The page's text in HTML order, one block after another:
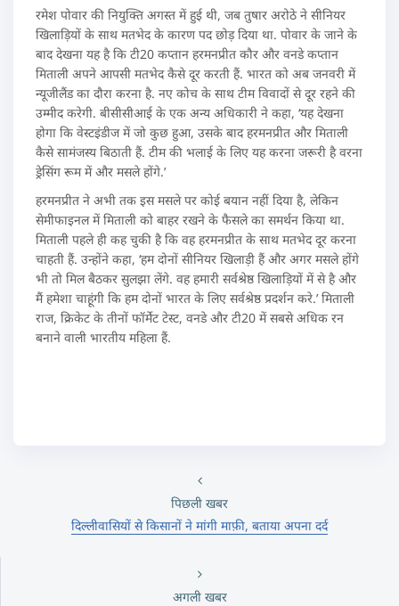
रमेश पोवार की नियुक्ति अगस्त में हुई थी, जब तुषार अरोठे ने सीनियर
खिलाड़ियों के साथ मतभेद के कारण पद छोड़ दिया था. पोवार के जाने के
बाद देखना यह है कि टी20 कप्तान हरमनप्रीत कौर और वनडे कप्तान
मिताली अपने आपसी मतभेद कैसे दूर करती हैं. भारत को अब जनवरी में
न्यूजीलैंड का दौरा करना है. नए कोच के साथ टीम विवादों से दूर रहने की
उम्मीद करेगी. बीसीसीआई के एक अन्य अधिकारी ने कहा, ‘यह देखना
होगा कि वेस्टइंडीज में जो कुछ हुआ, उसके बाद हरमनप्रीत और मिताली
कैसे सामंजस्य बिठाती हैं. टीम की भलाई के लिए यह करना जरूरी है वरना
ड्रेसिंग रूम में और मसले होंगे.’
हरमनप्रीत ने अभी तक इस मसले पर कोई बयान नहीं दिया है, लेकिन
सेमीफाइनल में मिताली को बाहर रखने के फैसले का समर्थन किया था.
मिताली पहले ही कह चुकी है कि वह हरमनप्रीत के साथ मतभेद दूर करना
चाहती हैं. उन्होंने कहा, ‘हम दोनों सीनियर खिलाड़ी हैं और अगर मसले होंगे
भी तो मिल बैठकर सुलझा लेंगे. वह हमारी सर्वश्रेष्ठ खिलाड़ियों में से है और
मैं हमेशा चाहूंगी कि हम दोनों भारत के लिए सर्वश्रेष्ठ प्रदर्शन करे.’ मिताली
राज, क्रिकेट के तीनों फॉर्मेट टेस्ट, वनडे और टी20 में सबसे अधिक रन
बनाने वाली भारतीय महिला हैं.
पिछली खबर
दिल्लीवासियों से किसानों ने मांगी माफ़ी, बताया अपना दर्द
अगली खबर